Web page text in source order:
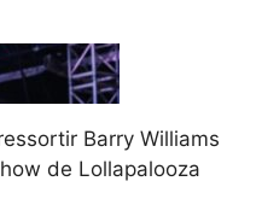
Barry Williams
de Lollapalooza